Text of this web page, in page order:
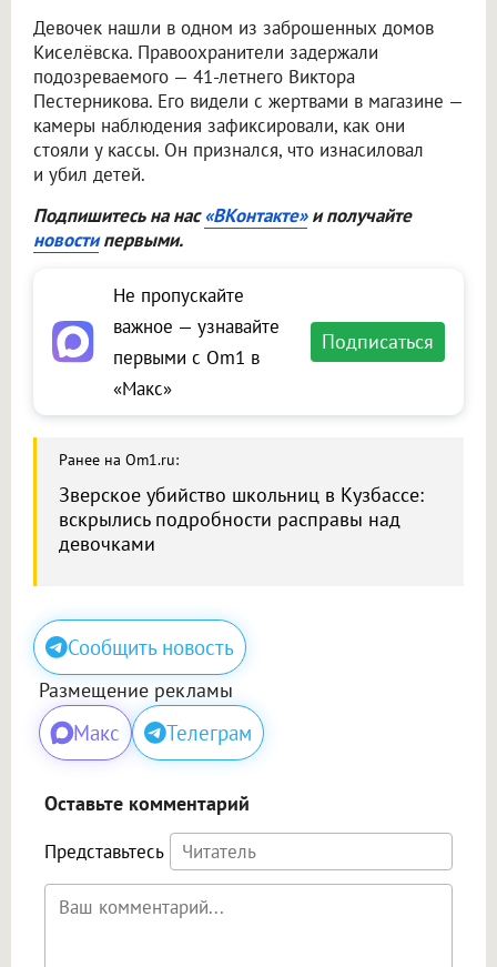
Девочек нашли в одном из заброшенных домов
Киселёвска. Правоохранители задержали
подозреваемого — 41-летнего Виктора
Пестерникова. Его видели с жертвами в магазине —
камеры наблюдения зафиксировали, как они
стояли у кассы. Он признался, что изнасиловал
и убил детей.
Подпишитесь на нас«ВКонтакте»и получайте
новостипервыми.
Не пропускайте
важное — узнавайте
первыми с Om1 в
«Макс»
Подписаться
Ранее на Om1.ru:
Зверское убийство школьниц в Кузбассе:
вскрылись подробности расправы над
девочками
Сообщить новость
Размещение рекламы
Макс Телеграм
Оставьте комментарий
Представьтесь